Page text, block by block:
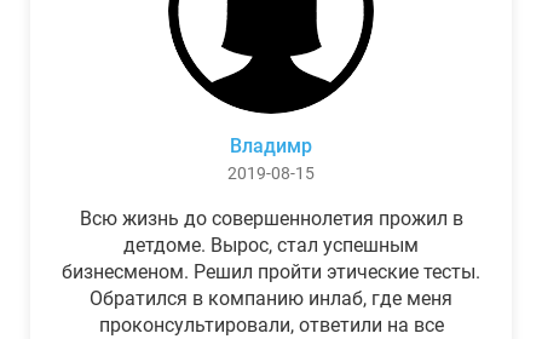
Владимр
2019-08-15
Всю жизнь до совершеннолетия прожил в
детдоме. Вырос, стал успешным
бизнесменом. Решил пройти этические тесты.
Обратился в компанию инлаб, где меня
проконсультировали, ответили на все